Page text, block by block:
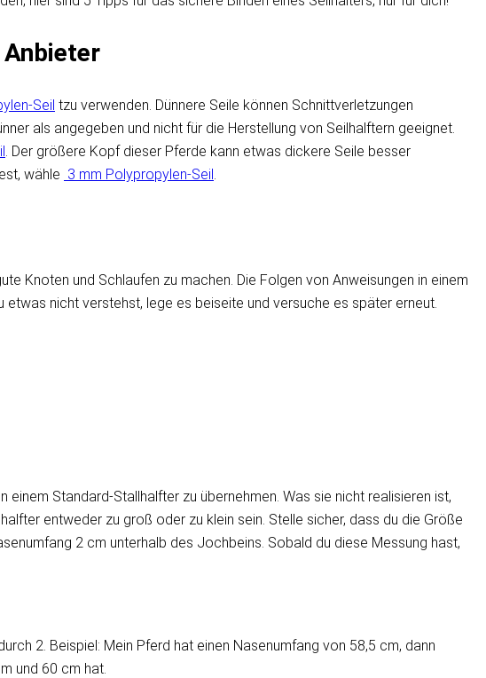
Seil tzu verwenden. Dünnere Seile können Schnittverletzungen
als angegeben und nicht für die Herstellung von Seilhalftern geeignet.
. Der größere Kopf dieser Pferde kann etwas dickere Seile besser
wähle 3 mm Polypropylen-Seil.
Knoten und Schlaufen zu machen. Die Folgen von Anweisungen in einem
nicht verstehst, lege es beiseite und versuche es später erneut.
Standard-Stallhalfter zu übernehmen. Was sie nicht realisieren ist,
entweder zu groß oder zu klein sein. Stelle sicher, dass du die Größe
2 cm unterhalb des Jochbeins. Sobald du diese Messung hast,
2. Beispiel: Mein Pferd hat einen Nasenumfang von 58,5 cm, dann
und 60 cm hat.